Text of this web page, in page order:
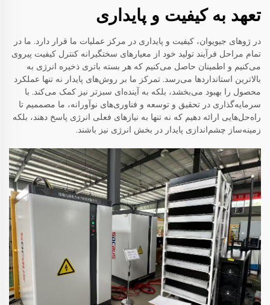
تعهد به کیفیت و پایداری
در ژوهای جیویوان، کیفیت و پایداری در مرکز عملیات ما قرار دارد. ما در
تمام مراحل فرآیند تولید خود از معیارهای سختگیرانه کنترل کیفیت پیروی
می‌کنیم و اطمینان حاصل می‌کنیم که هر بسته باتری ذخیره انرژی به
بالاترین استانداردها می‌رسد. تمرکز ما بر روش‌های پایدار نه تنها عملکرد
محصول را بهبود می‌بخشد، بلکه به آینده‌ای سبزتر نیز کمک می‌کند. با
سرمایه‌گذاری در تحقیق و توسعه و فناوری‌های نوآورانه، ما مصممیم تا
راه‌حل‌هایی ارائه دهیم که نه تنها به نیازهای فعلی انرژی پاسخ دهند، بلکه
زمینه‌ساز چشم‌اندازی پایدار در بخش انرژی نیز باشند.